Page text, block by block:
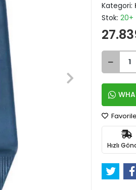
Kategori:
Stok: 20+
Hızlı